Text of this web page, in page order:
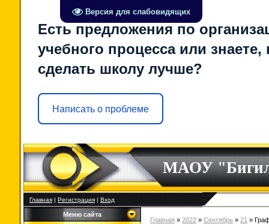
Версия для слабовидящих
Есть предложения по
учебного процесса или знаете,
сделать школу лучше?
Написать о проблеме
МАОУ
Главная|Регистрация|Вход
Меню сайта
Главная » 2022 » Сентябрь » 21 »